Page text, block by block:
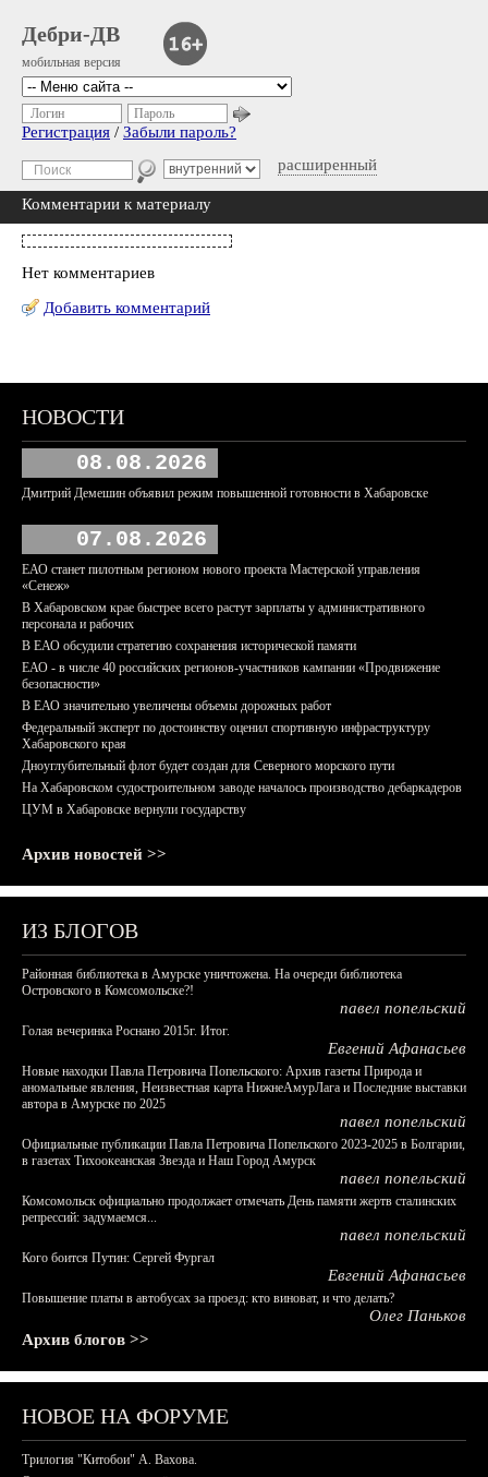
Дебри-ДВ
мобильная версия
расширенный
Логин Пароль
Регистрация / Забыли пароль?
Комментарии к материалу
Нет комментариев
Добавить комментарий
НОВОСТИ
08.08.2026
Дмитрий Демешин объявил режим повышенной готовности в Хабаровске
07.08.2026
ЕАО станет пилотным регионом нового проекта Мастерской управления
«Сенеж»
В Хабаровском крае быстрее всего растут зарплаты у административного
персонала и рабочих
В ЕАО обсудили стратегию сохранения исторической памяти
ЕАО - в числе 40 российских регионов-участников кампании «Продвижение
безопасности»
В ЕАО значительно увеличены объемы дорожных работ
Федеральный эксперт по достоинству оценил спортивную инфраструктуру
Хабаровского края
Дноуглубительный флот будет создан для Северного морского пути
На Хабаровском судостроительном заводе началось производство дебаркадеров
ЦУМ в Хабаровске вернули государству
Архив новостей >>
ИЗ БЛОГОВ
Районная библиотека в Амурске уничтожена. На очереди библиотека
Островского в Комсомольске?!
павел попельский
Голая вечеринка Роснано 2015г. Итог.
Евгений Афанасьев
Новые находки Павла Петровича Попельского: Архив газеты Природа и
аномальные явления, Неизвестная карта НижнеАмурЛага и Последние выставки
автора в Амурске по 2025
павел попельский
Официальные публикации Павла Петровича Попельского 2023-2025 в Болгарии,
в газетах Тихоокеанская Звезда и Наш Город Амурск
павел попельский
Комсомольск официально продолжает отмечать День памяти жертв сталинских
репрессий: задумаемся...
павел попельский
Кого боится Путин: Сергей Фургал
Евгений Афанасьев
Повышение платы в автобусах за проезд: кто виноват, и что делать?
Олег Паньков
Архив блогов >>
НОВОЕ НА ФОРУМЕ
Трилогия "Китобои" А. Вахова.